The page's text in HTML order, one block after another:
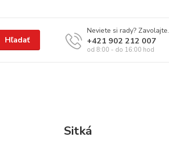
Hľadať
Neviete si rady? Zavolajte.
+421 902 212 007
od 8:00 - do 16:00 hod
Sitká